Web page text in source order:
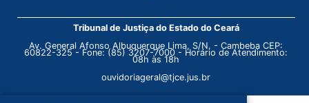
Tribunal de Justiça do Estado do Ceará
Av. General Afonso Albuquerque Lima, S/N. - Cambeba CEP:
60822-325 - Fone: (85) 3207-7000 - Horário de Atendimento:
08h às 18h
ouvidoriageral@tjce.jus.br